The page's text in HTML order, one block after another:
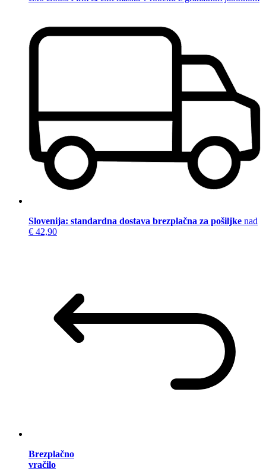
Slovenija: standardna dostava brezplačna za pošiljke nad
€ 42,90
Brezplačno
vračilo